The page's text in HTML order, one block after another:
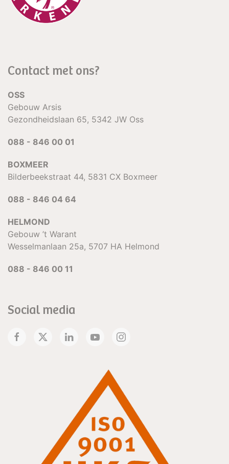
Contact met ons?
OSS
Gebouw Arsis
Gezondheidslaan 65, 5342 JW Oss
088 - 846 00 01
BOXMEER
Bilderbeekstraat 44, 5831 CX Boxmeer
088 - 846 04 64
HELMOND
Gebouw ’t Warant
Wesselmanlaan 25a, 5707 HA Helmond
088 - 846 00 11
Social media